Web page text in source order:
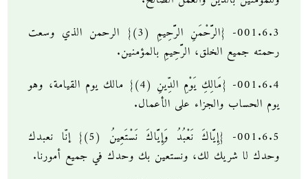
001.6.3- {الرَّحْمَنِ الرَّحِيمِ (3)} الرحمن الذي وسعت
رحمته جميع الخلق، الرَّحِيمِ بالمؤمنين.
001.6.4- {مَالِكِ يَوْمِ الدِّينِ (4)} مالك يوم القيامة، وهو
يوم الحساب والجزاء على الأعمال.
001.6.5- {إِيَّاكَ نَعْبُدُ وَإِيَّاكَ نَسْتَعِينُ (5)} إنّا نعبدك
وحدك لا شريك لك، ونستعين بك وحدك في جميع أمورنا.